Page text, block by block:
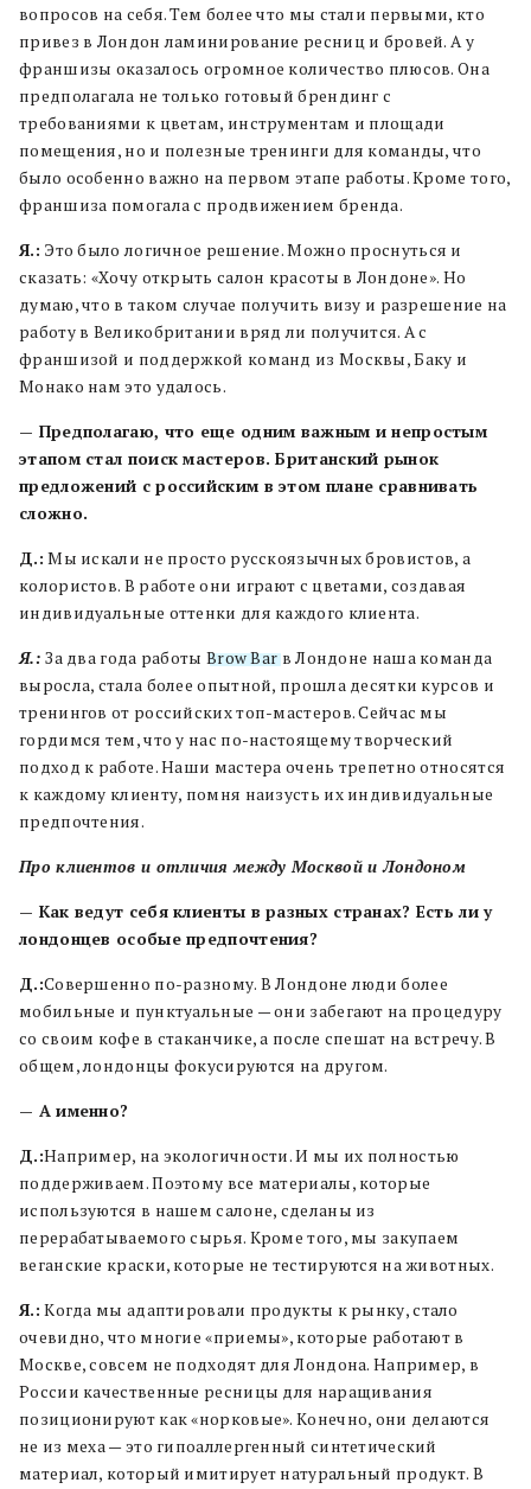
вопросов на себя. Тем более что мы стали первыми, кто
привез в Лондон ламинирование ресниц и бровей. А у
франшизы оказалось огромное количество плюсов. Она
предполагала не только готовый брендинг с
требованиями к цветам, инструментам и площади
помещения, но и полезные тренинги для команды, что
было особенно важно на первом этапе работы. Кроме того,
франшиза помогала с продвижением бренда.
Я.: Это было логичное решение. Можно проснуться и
сказать: «Хочу открыть салон красоты в Лондоне». Но
думаю, что в таком случае получить визу и разрешение на
работу в Великобритании вряд ли получится. А с
франшизой и поддержкой команд из Москвы, Баку и
Монако нам это удалось.
— Предполагаю, что еще одним важным и непростым
этапом стал поиск мастеров. Британский рынок
предложений с российским в этом плане сравнивать
сложно.
Д.: Мы искали не просто русскоязычных бровистов, а
колористов. В работе они играют с цветами, создавая
индивидуальные оттенки для каждого клиента.
Я.: За два года работы Brow Barв Лондоне наша команда
выросла, стала более опытной, прошла десятки курсов и
тренингов от российских топ-мастеров. Сейчас мы
гордимся тем, что у нас по-настоящему творческий
подход к работе. Наши мастера очень трепетно относятся
к каждому клиенту, помня наизусть их индивидуальные
предпочтения.
Про клиентов и отличия между Москвой и Лондоном
— Как ведут себя клиенты в разных странах? Есть ли у
лондонцев особые предпочтения?
Д.:Совершенно по-разному. В Лондоне люди более
мобильные и пунктуальные — они забегают на процедуру
со своим кофе в стаканчике, а после спешат на встречу. В
общем, лондонцы фокусируются на другом.
— А именно?
Д.:Например, на экологичности. И мы их полностью
поддерживаем. Поэтому все материалы, которые
используются в нашем салоне, сделаны из
перерабатываемого сырья. Кроме того, мы закупаем
веганские краски, которые не тестируются на животных.
Я.: Когда мы адаптировали продукты к рынку, стало
очевидно, что многие «приемы», которые работают в
Москве, совсем не подходят для Лондона. Например, в
России качественные ресницы для наращивания
позиционируют как «норковые». Конечно, они делаются
не из меха — это гипоаллергенный синтетический
материал, который имитирует натуральный продукт. В